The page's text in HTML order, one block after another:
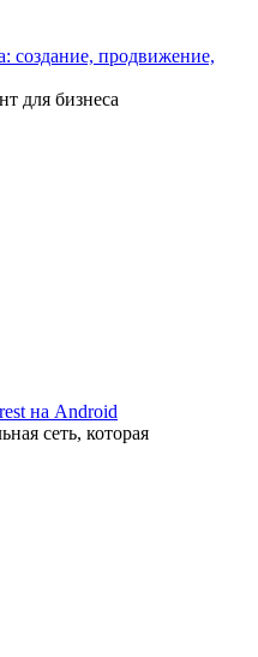
создание, продвижение,
для бизнеса
на Android
сеть, которая